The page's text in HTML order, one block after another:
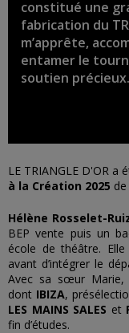
constitué une
fabrication du
m’apprête,
entamer le
soutien
LE TRIANGLE D'OR a
à la Création 2025
Hélène Rosselet-
BEP vente puis un
école de théâtre.
avant d’intégrer le
Avec sa sœur Marie,
dont IBIZA,
LES MAINS SALES et
fin d’études.